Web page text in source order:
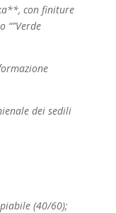
con finiture
“”Verde
dei sedili
(40/60);